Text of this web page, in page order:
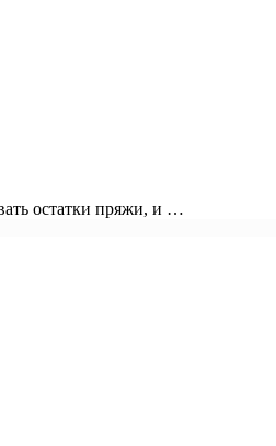
остатки пряжи, и …